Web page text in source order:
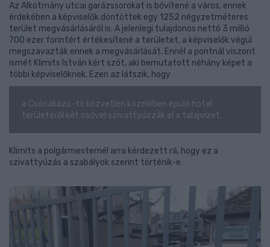
Az Alkotmány utcai garázssorokat is bővítené a város, ennek
érdekében a képviselők döntöttek egy 1252 négyzetméteres
terület megvásárlásáról is. A jelenlegi tulajdonos nettó 3 millió
700 ezer forintért értékesítené a területet, a képviselők végül
megszavazták ennek a megvásárlását. Ennél a pontnál viszont
ismét Klimits István kért szót, aki bemutatott néhány képet a
többi képviselőknek. Ezen az látszik, hogy
a Csónakázó-tó közvetlen közelében épülő hotel
területéről két csővel szivattyúzzák el a talajvizet.
Klimits a polgármesternél arra kérdezett rá, hogy ez a
szivattyúzás a szabályok szerint történik-e.